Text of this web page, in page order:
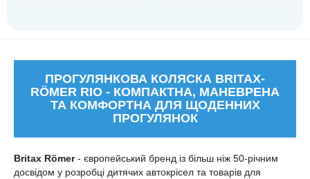
ПРОГУЛЯНКОВА КОЛЯСКА BRITAX-
RÖMER RIO - КОМПАКТНА, МАНЕВРЕНА
ТА КОМФОРТНА ДЛЯ ЩОДЕННИХ
ПРОГУЛЯНОК
Britax Römer- європейський бренд із більш ніж 50-річним
досвідом у розробці дитячих автокрісел та товарів для